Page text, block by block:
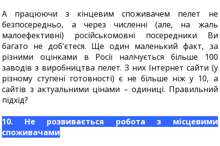
А працюючи з кінцевим споживачем пелет не
безпосередньо, а через численні (але, на жаль
малоефективні) російськомовні посередники Ви
багато не доб'єтеся. Ще один маленький факт, за
різними оцінками в Росії налічується більше 100
заводів з виробництва пелет. З них Інтернет сайти (у
різному ступені готовності) є не більше ніж у 10, а
сайтів з актуальними цінами – одиниці. Правильний
підхід?
10. Не розвивається робота з місцевими
споживачами